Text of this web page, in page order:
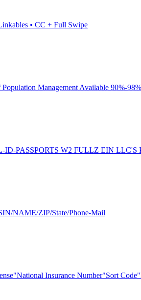
• CC + Full Swipe
Management Available 90%-
PASSPORTS W2 FULLZ EIN LLC'S
NAME/ZIP/State/Phone-Mail
Insurance Number"Sort